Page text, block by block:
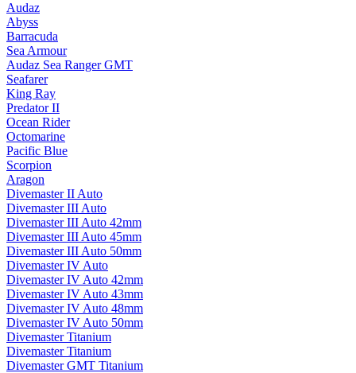
Audaz
Abyss
Barracuda
Sea Armour
Audaz Sea Ranger GMT
Seafarer
King Ray
Predator II
Ocean Rider
Octomarine
Pacific Blue
Scorpion
Aragon
Divemaster II Auto
Divemaster III Auto
Divemaster III Auto 42mm
Divemaster III Auto 45mm
Divemaster III Auto 50mm
Divemaster IV Auto
Divemaster IV Auto 42mm
Divemaster IV Auto 43mm
Divemaster IV Auto 48mm
Divemaster IV Auto 50mm
Divemaster Titanium
Divemaster Titanium
Divemaster GMT Titanium